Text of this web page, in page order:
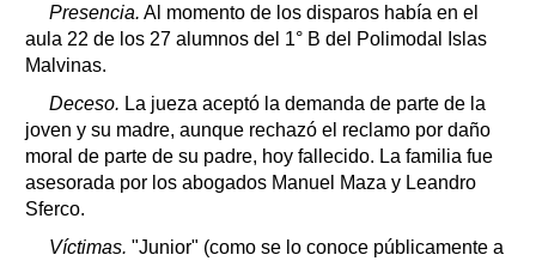
Presencia. Al momento de los disparos había en el
aula 22 de los 27 alumnos del 1° B del Polimodal Islas
Malvinas.
Deceso. La jueza aceptó la demanda de parte de la
joven y su madre, aunque rechazó el reclamo por daño
moral de parte de su padre, hoy fallecido. La familia fue
asesorada por los abogados Manuel Maza y Leandro
Sferco.
Víctimas. "Junior" (como se lo conoce públicamente a